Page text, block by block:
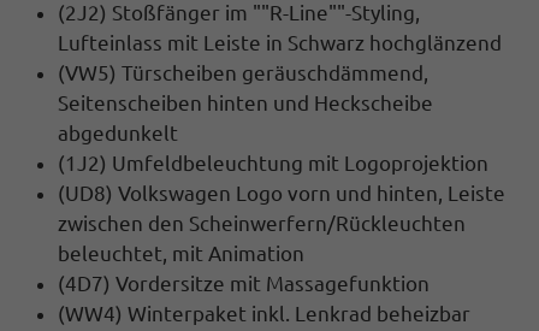
(2J2) Stoßfänger im ""R-Line""-Styling,
Lufteinlass mit Leiste in Schwarz hochglänzend
(VW5) Türscheiben geräuschdämmend,
Seitenscheiben hinten und Heckscheibe
abgedunkelt
(1J2) Umfeldbeleuchtung mit Logoprojektion
(UD8) Volkswagen Logo vorn und hinten, Leiste
zwischen den Scheinwerfern/Rückleuchten
beleuchtet, mit Animation
(4D7) Vordersitze mit Massagefunktion
(WW4) Winterpaket inkl. Lenkrad beheizbar